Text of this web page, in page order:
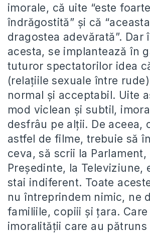
imorale, că uite “este foarte
îndrăgostită” şi că
dragostea adevărată”. Dar
acesta, se implantează în
tuturor spectatorilor idea
(relaţiile sexuale între
normal şi acceptabil. Uite
mod viclean şi subtil,
desfrâu pe alţii. De aceea,
astfel de filme, trebuie să
ceva, să scrii la Parlament,
Preşedinte, la Televiziune,
stai indiferent. Toate
nu întreprindem nimic, ne
familiile, copiii şi ţara.
imoralităţii care au pătruns